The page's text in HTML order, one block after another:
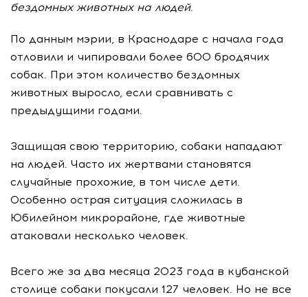
бездомных животных на людей.
По данным мэрии, в Краснодаре с начала года
отловили и чипировали более 600 бродячих
собак. При этом количество бездомных
животных выросло, если сравнивать с
предыдущими годами.
Защищая свою территорию, собаки нападают
на людей. Часто их жертвами становятся
случайные прохожие, в том числе дети.
Особенно острая ситуация сложилась в
Юбилейном микрорайоне, где животные
атаковали несколько человек.
Всего же за два месяца 2023 года в кубанской
столице собаки покусали 127 человек. Но не все